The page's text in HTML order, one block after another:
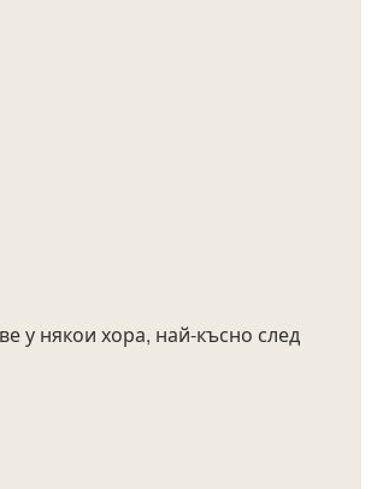
у някои хора, най-късно след